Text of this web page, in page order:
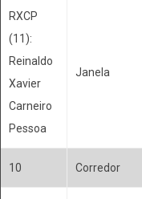
RXCP
(11):
Reinaldo
Xavier
Carneiro
Pessoa
Janela
10 Corredor